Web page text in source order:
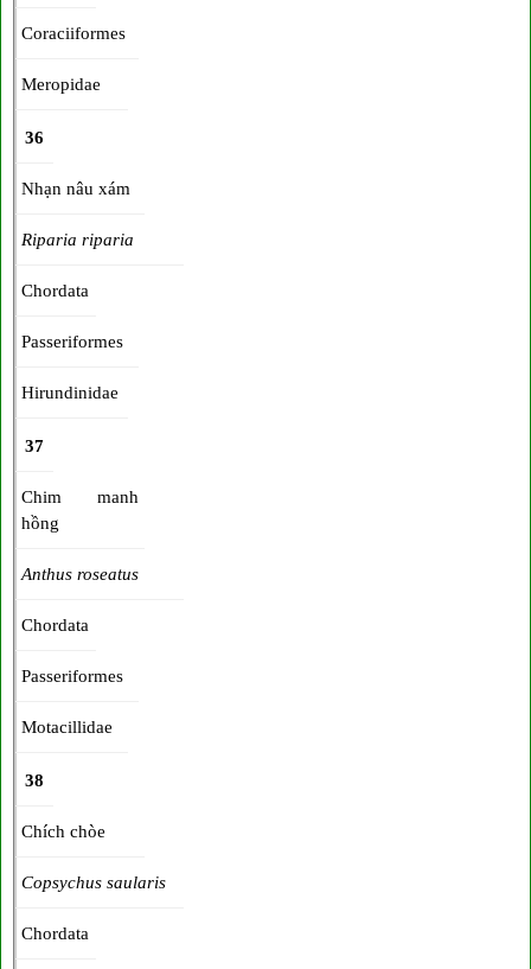
Coraciiformes
Meropidae
36
Nhạn nâu xám
Riparia riparia
Chordata
Passeriformes
Hirundinidae
37
Chim manh
hồng
Anthus roseatus
Chordata
Passeriformes
Motacillidae
38
Chích chòe
Copsychus saularis
Chordata